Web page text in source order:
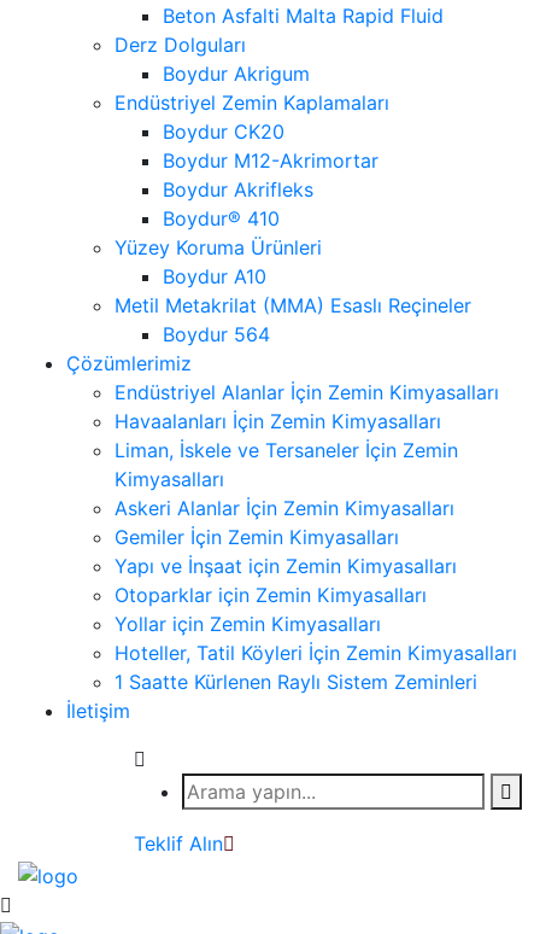
Beton Asfalti Malta Rapid Fluid
Derz Dolguları
Boydur Akrigum
Endüstriyel Zemin Kaplamaları
Boydur CK20
Boydur M12-Akrimortar
Boydur Akrifleks
Boydur® 410
Yüzey Koruma Ürünleri
Boydur A10
Metil Metakrilat (MMA) Esaslı Reçineler
Boydur 564
Çözümlerimiz
Endüstriyel Alanlar İçin Zemin Kimyasalları
Havaalanları İçin Zemin Kimyasalları
Liman, İskele ve Tersaneler İçin Zemin
Kimyasalları
Askeri Alanlar İçin Zemin Kimyasalları
Gemiler İçin Zemin Kimyasalları
Yapı ve İnşaat için Zemin Kimyasalları
Otoparklar için Zemin Kimyasalları
Yollar için Zemin Kimyasalları
Hoteller, Tatil Köyleri İçin Zemin Kimyasalları
1 Saatte Kürlenen Raylı Sistem Zeminleri
İletişim
Teklif Alın